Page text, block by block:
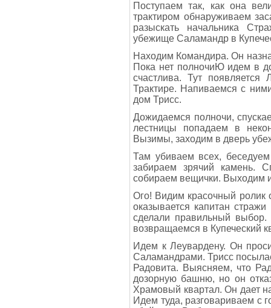
Поступаем так, как она
трактиром обнаруживаем
разыскать начальника
убежище Саламандр в
Находим Командира. Он
Пока нет полночиЮ идем в
счастлива. Тут
Трактире. Напиваемся с
дом Трисс.
Дожидаемся полночи,
лестницы попадаем в
Вызимы, заходим в дверь
Там убиваем всех,
забираем зрячий камень.
собираем вещички. Выходим
Ого! Видим красочный ролик
оказывается капитан
сделали правильный
возвращаемся в Купеческий
Идем к Леувардену. Он
Саламандрами. Трисс
Радовита. Выясняем, что
дозорную башню, но он
Храмовый квартал. Он дает
Идем туда, разговариваем с